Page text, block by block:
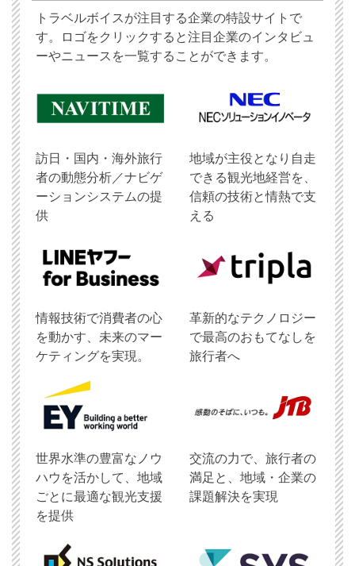
トラベルボイスが注目する企業の特設サイトで
す。ロゴをクリックすると注目企業のインタビュ
ーやニュースを一覧することができます。
訪日・国内・海外旅行
者の動態分析／ナビゲ
ーションシステムの提
供
地域が主役となり自走
できる観光地経営を、
信頼の技術と情熱で支
える
情報技術で消費者の心
を動かす、未来のマー
ケティングを実現。
革新的なテクノロジー
で最高のおもてなしを
旅行者へ
世界水準の豊富なノウ
ハウを活かして、地域
ごとに最適な観光支援
を提供
交流の力で、旅行者の
満足と、地域・企業の
課題解決を実現